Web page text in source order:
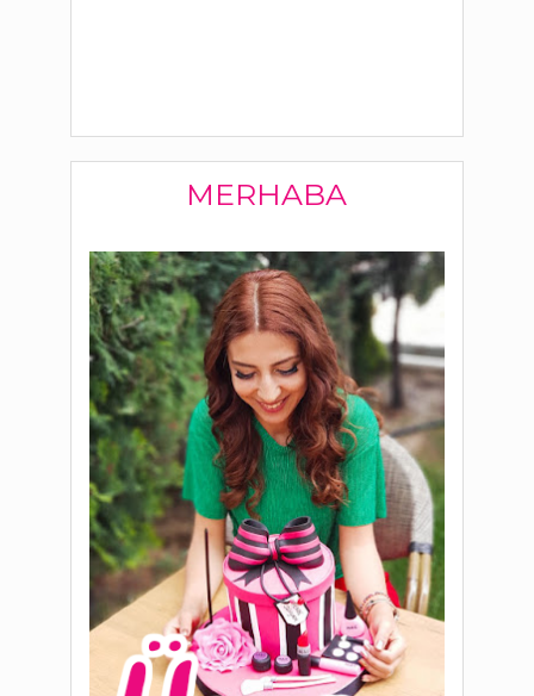
MERHABA